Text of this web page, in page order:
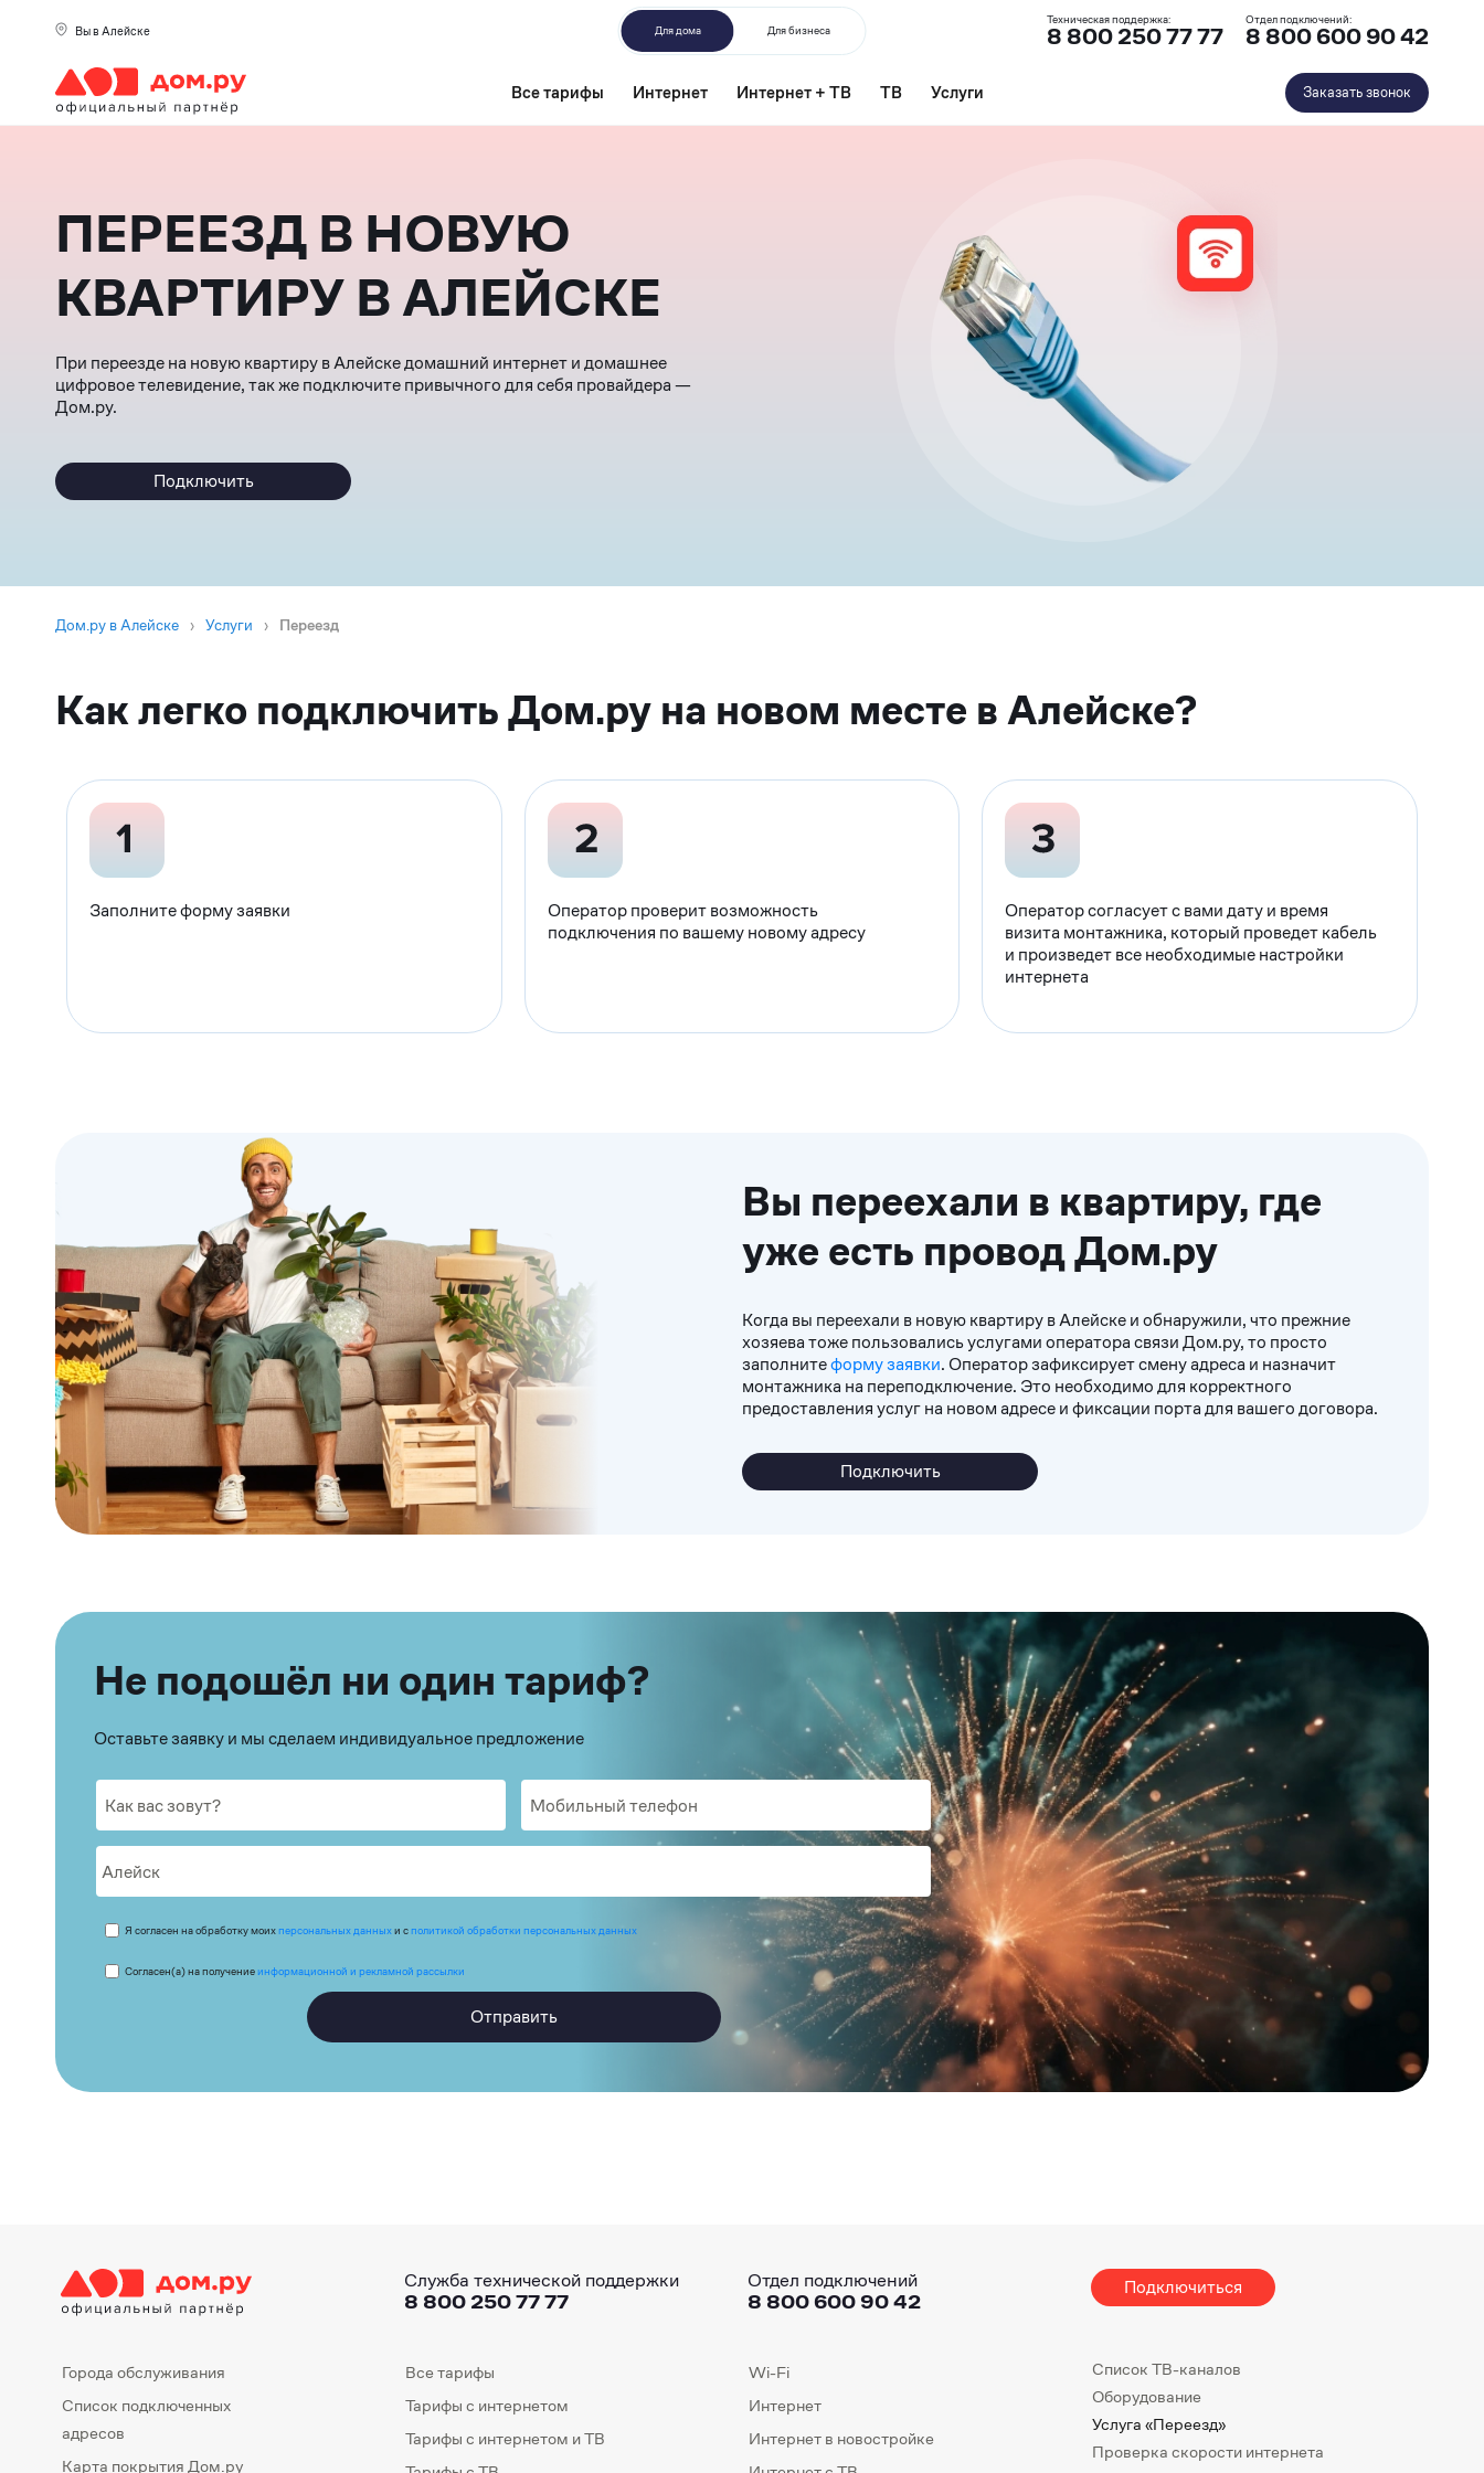
Вы в Алейске Для дома Для бизнеса
Техническая поддержка:
8 800 250 77 77
Отдел подключений:
8 800 600 90 42
Все тарифы Интернет Интернет + ТВ ТВ Услуги Заказать звонок
ПЕРЕЕЗД В НОВУЮ
КВАРТИРУ В АЛЕЙСКЕ
При переезде на новую квартиру в Алейске домашний интернет и домашнее
цифровое телевидение, так же подключите привычного для себя провайдера —
Дом.ру.
Подключить
Дом.ру в Алейске › Услуги › Переезд
Как легко подключить Дом.ру на новом месте в Алейске?
Заполните форму заявки
Оператор проверит возможность
подключения по вашему новому адресу
Оператор согласует с вами дату и время
визита монтажника, который проведет кабель
и произведет все необходимые настройки
интернета
Вы переехали в квартиру, где
уже есть провод Дом.ру
Когда вы переехали в новую квартиру в Алейске и обнаружили, что прежние
хозяева тоже пользовались услугами оператора связи Дом.ру, то просто
заполнитеформу заявки. Оператор зафиксирует смену адреса и назначит
монтажника на переподключение. Это необходимо для корректного
предоставления услуг на новом адресе и фиксации порта для вашего договора.
Подключить
Не подошёл ни один тариф?
Оставьте заявку и мы сделаем индивидуальное предложение
Я согласен на обработку моихперсональных данныхи сполитикой обработки персональных данных
Согласен(а) на получениеинформационной и рекламной рассылки
Отправить
Служба технической поддержки
8 800 250 77 77
Отдел подключений
8 800 600 90 42
Подключиться
Города обслуживания
Список подключенных
адресов
Карта покрытия Дом.ру
Все тарифы
Тарифы с интернетом
Тарифы с интернетом и ТВ
Wi-Fi
Интернет
Интернет в новостройке
Список ТВ-каналов
Оборудование
Услуга «Переезд»
Проверка скорости интернета